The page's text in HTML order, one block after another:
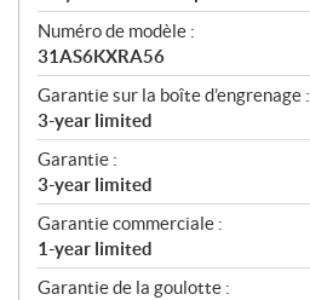
Numéro de modèle :
31AS6KXRA56
Garantie sur la boîte d’engrenage :
3-year limited
Garantie :
3-year limited
Garantie commerciale :
1-year limited
Garantie de la goulotte :